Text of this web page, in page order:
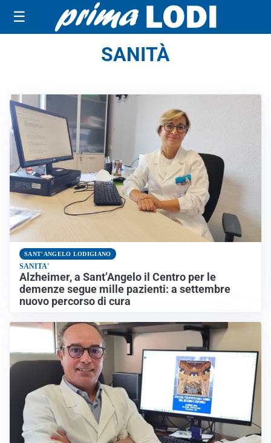
☰
SANITÀ
SANT'ANGELO LODIGIANO
SANITA'
Alzheimer, a Sant’Angelo il Centro per le
demenze segue mille pazienti: a settembre
nuovo percorso di cura